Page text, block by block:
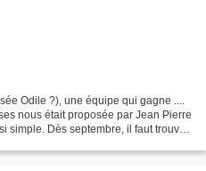
Odile ?), une équipe qui gagne ....
nous était proposée par Jean Pierre
simple. Dès septembre, il faut trouver